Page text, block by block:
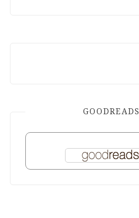
GOODREADS